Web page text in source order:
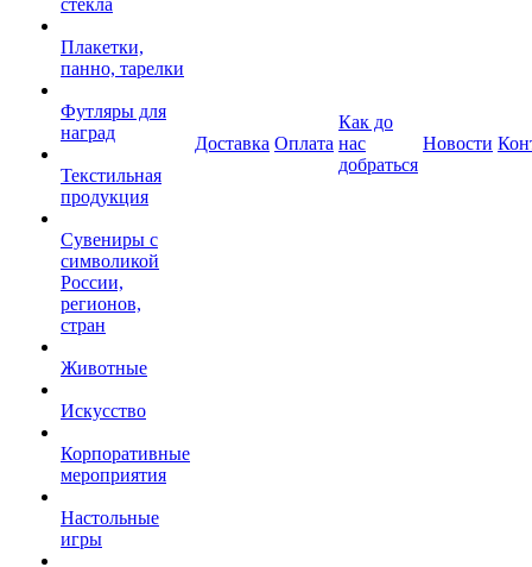
стекла
Плакетки,
панно, тарелки
Футляры для
наград
Текстильная
продукция
Сувениры с
символикой
России,
регионов,
стран
Животные
Искусство
Корпоративные
мероприятия
Настольные
игры
Доставка Оплата
Как до
нас
добраться
Новости